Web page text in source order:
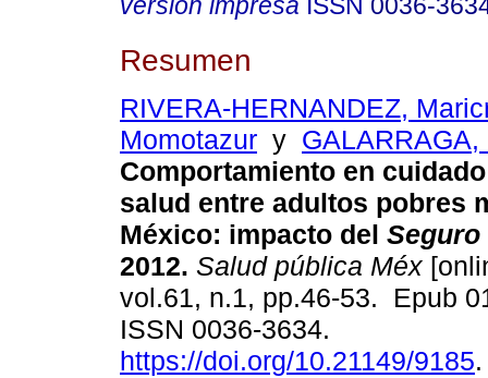
Resumen
RIVERA-HERNANDEZ,
Momotazur y GALARRAGA,
Comportamiento en
salud entre adultos pobres
México: impacto del
2012. Salud pública Méx
vol.61, n.1, pp.46-53. Epub
ISSN 0036-3634.
https://doi.org/10.21149/9185.